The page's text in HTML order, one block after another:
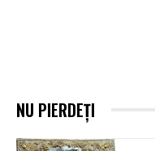
NU PIERDEȚI